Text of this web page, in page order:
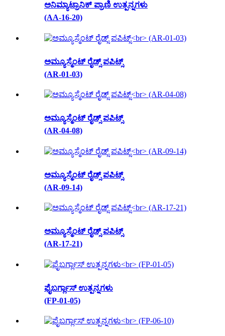
ಅನಿಮ್ಯಾಟ್ರಾನಿಕ್ ಪ್ರಾಣಿ ಉತ್ಪನ್ನಗಳು
(AA-16-20)
ಅಮ್ಯೂಸ್ಮೆಂಟ್ ರೈಡ್ಸ್ ಪಪಿಟ್ಸ್
(AR-01-03)
ಅಮ್ಯೂಸ್ಮೆಂಟ್ ರೈಡ್ಸ್ ಪಪಿಟ್ಸ್
(AR-04-08)
ಅಮ್ಯೂಸ್ಮೆಂಟ್ ರೈಡ್ಸ್ ಪಪಿಟ್ಸ್
(AR-09-14)
ಅಮ್ಯೂಸ್ಮೆಂಟ್ ರೈಡ್ಸ್ ಪಪಿಟ್ಸ್
(AR-17-21)
ಫೈಬರ್ಗ್ಲಾಸ್ ಉತ್ಪನ್ನಗಳು
(FP-01-05)